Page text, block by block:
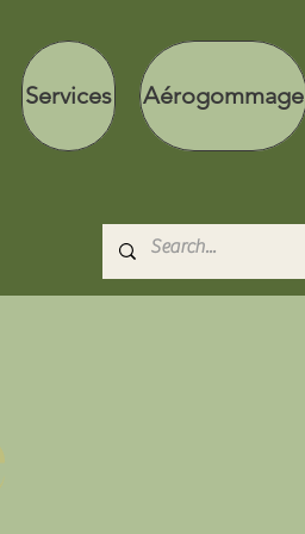
Services Aérogommage